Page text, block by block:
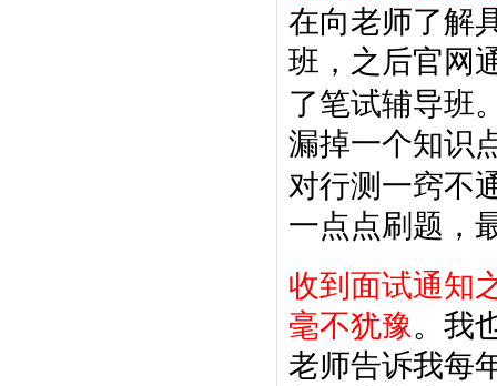
在向老师了解
班，之后官网
了笔试辅导班
漏掉一个知识
对行测一窍不
一点点刷题，
收到面试通知
毫不犹豫。我
老师告诉我每